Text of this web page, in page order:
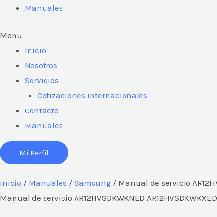
Manuales
Menu
Inicio
Nosotros
Servicios
Cotizaciones internacionales
Contacto
Manuales
Mi Perfil
Inicio / Manuales / Samsung / Manual de servicio
Manual de servicio AR12HVSDKWKNED AR12HVSDKWKXED